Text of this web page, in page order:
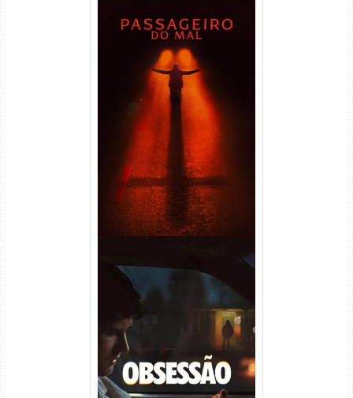
Passageiro do Mal Torrent
(2026) WEB-DL 1080p Dual
Áudio
Obsessão Torrent (2026)
WEB-DL 1080p/4K Dual
Áudio